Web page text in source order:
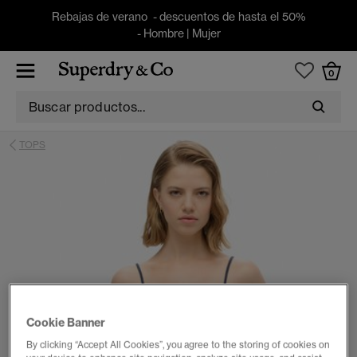
Rebajas de verano - descuentos de hasta el 50%
- Hombre| Mujer
0
TOPS
Cookie Banner
By clicking “Accept All Cookies”, you agree to the storing of cookies on